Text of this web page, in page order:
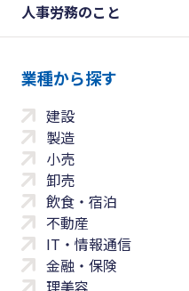
人事労務のこと
業種から探す
建設
製造
小売
卸売
飲食・宿泊
不動産
IT・情報通信
金融・保険